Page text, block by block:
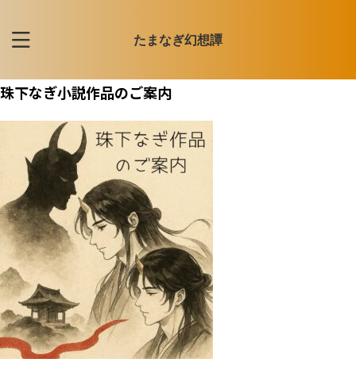
たまなぎ幻想譚
珠下なぎ小説作品のご案内